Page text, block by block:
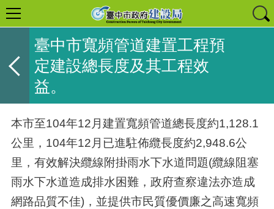
臺中市寬頻管道建置工程預
定建設總長度及其工程效
益。
本市至104年12月建置寬頻管道總長度約1,128.1
公里，104年12月已進駐佈纜長度約2,948.6公
里，有效解決纜線附掛雨水下水道問題(纜線阻塞
雨水下水道造成排水困難，政府查察違法亦造成
網路品質不佳)，並提供市民質優價廉之高速寬頻